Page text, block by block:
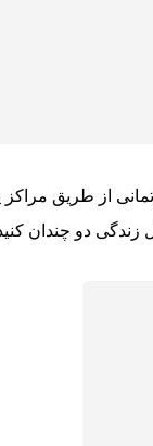
از طریق
زندگی دو چندان